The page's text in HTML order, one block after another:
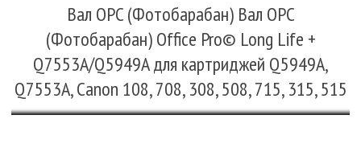
Вал OPC (Фотобарабан) Вал OPC
(Фотобарабан) Office Pro© Long Life +
Q7553A/Q5949A для картриджей Q5949A,
Q7553A, Canon 108, 708, 308, 508, 715, 315, 515